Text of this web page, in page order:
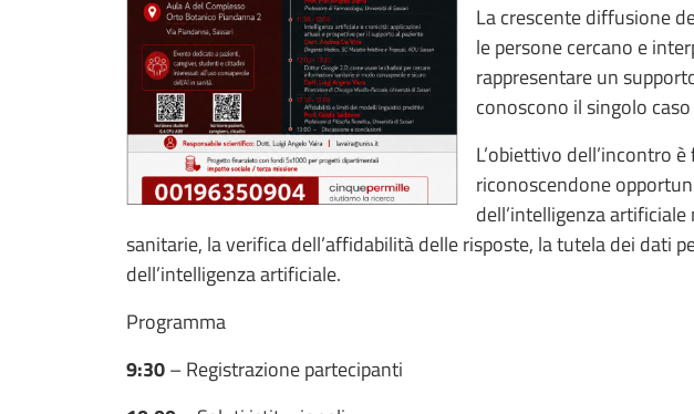
La crescente diffusione
le persone cercano e
rappresentare un
conoscono il singolo
L’obiettivo dell’incontro
riconoscendone
dell’intelligenza
sanitarie, la verifica dell’affidabilità delle risposte, la tutela dei dati
dell’intelligenza artificiale.
Programma
9:30– Registrazione partecipanti